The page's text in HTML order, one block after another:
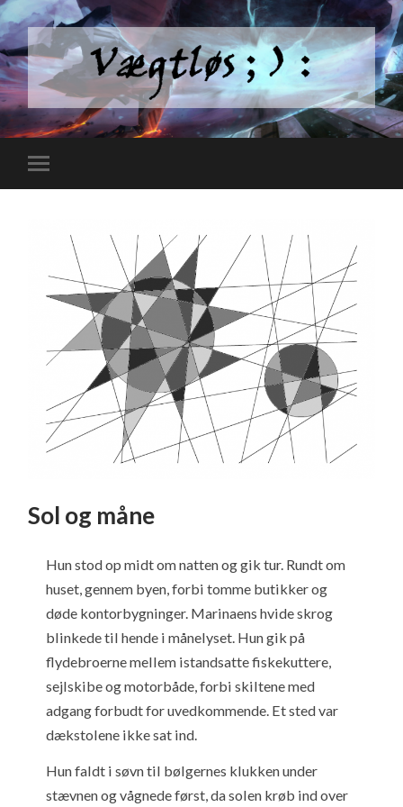
Sol og måne
Hun stod op midt om natten og gik tur. Rundt om
huset, gennem byen, forbi tomme butikker og
døde kontorbygninger. Marinaens hvide skrog
blinkede til hende i månelyset. Hun gik på
flydebroerne mellem istandsatte fiskekuttere,
sejlskibe og motorbåde, forbi skiltene med
adgang forbudt for uvedkommende. Et sted var
dækstolene ikke sat ind.
Hun faldt i søvn til bølgernes klukken under
stævnen og vågnede først, da solen krøb ind over